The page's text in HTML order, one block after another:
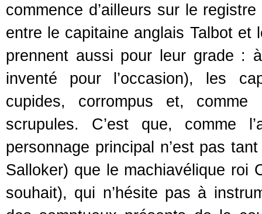
commence d’ailleurs sur le
entre le capitaine anglais Talbot
prennent aussi pour leur grade :
inventé pour l’occasion), les
cupides, corrompus et,
scrupules. C’est que, comme
personnage principal n’est pas
Salloker) que le machiavélique roi
souhait), qui n’hésite pas à